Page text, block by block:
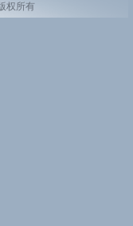
权所有